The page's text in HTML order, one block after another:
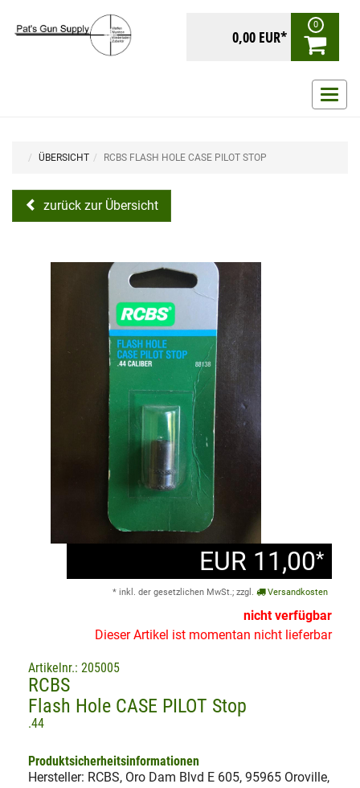
0,00 EUR*
0
ein-/
ÜBERSICHT RCBS FLASH HOLE CASE PILOT STOP
zurück zur Übersicht
EUR 11,00*
* inkl. der gesetzlichen MwSt.; zzgl. Versandkosten
nicht verfügbar
Dieser Artikel ist momentan nicht lieferbar
Artikelnr.: 205005
RCBS
Flash Hole CASE PILOT Stop
.44
Produktsicherheitsinformationen
Hersteller: RCBS, Oro Dam Blvd E 605, 95965 Oroville,